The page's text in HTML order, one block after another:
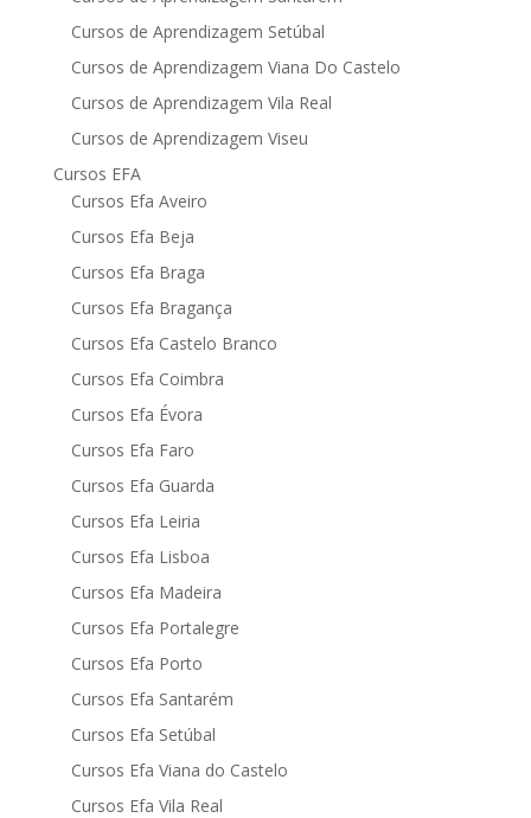
Cursos de Aprendizagem Setúbal
Cursos de Aprendizagem Viana Do Castelo
Cursos de Aprendizagem Vila Real
Cursos de Aprendizagem Viseu
Cursos EFA
Cursos Efa Aveiro
Cursos Efa Beja
Cursos Efa Braga
Cursos Efa Bragança
Cursos Efa Castelo Branco
Cursos Efa Coimbra
Cursos Efa Évora
Cursos Efa Faro
Cursos Efa Guarda
Cursos Efa Leiria
Cursos Efa Lisboa
Cursos Efa Madeira
Cursos Efa Portalegre
Cursos Efa Porto
Cursos Efa Santarém
Cursos Efa Setúbal
Cursos Efa Viana do Castelo
Cursos Efa Vila Real